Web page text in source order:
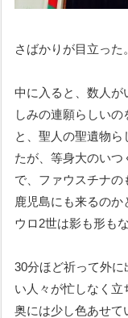
さばかりが目立った。
中に入ると、数人が
しみの連願らしい
と、聖人の聖遺物
たが、等身大のい
で、ファウスチナ
鹿児島にも来るの
ウロ2世は影も形もな
30分ほど祈って外
い人々が忙しなく
奥には少し色あせ